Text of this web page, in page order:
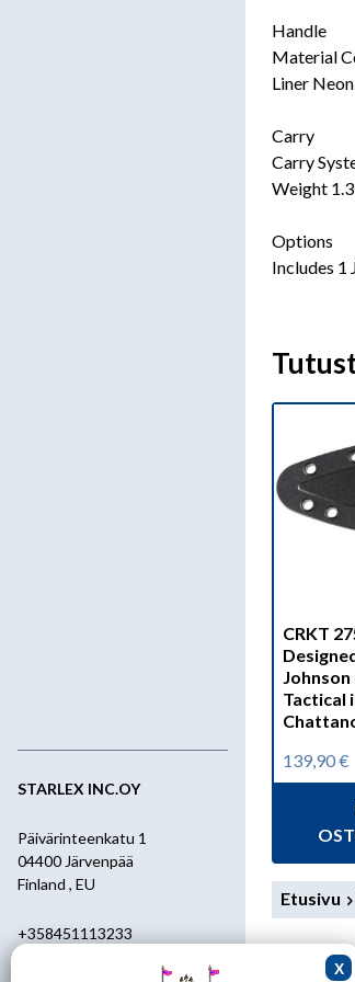
STARLEX INC.OY
Päivärinteenkatu 1
04400 Järvenpää
Finland , EU
+358451113233
Handle
Material
Liner
Carry
Carry
Weight
Options
Includes
CRKT
Johnson
Tactical
139,90€
Etusivu